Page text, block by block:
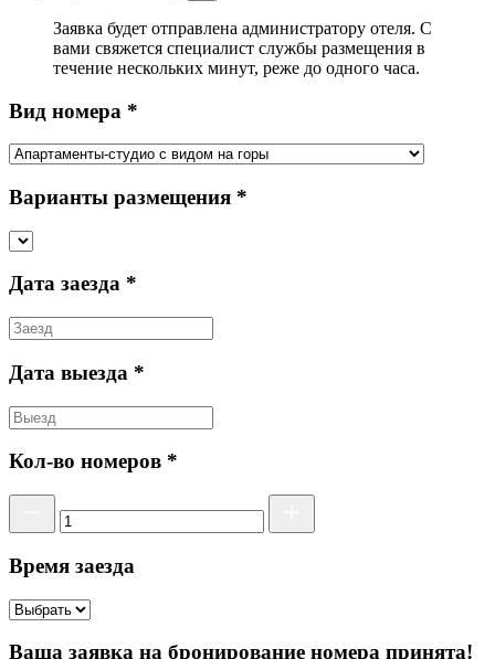
Заявка будет отправлена администратору отеля. С
вами свяжется специалист службы размещения в
течение нескольких минут, реже до одного часа.
Вид номера *
Варианты размещения *
Дата заезда *
Дата выезда *
Кол-во номеров *
Время заезда
Ваша заявка на бронирование номера принята!